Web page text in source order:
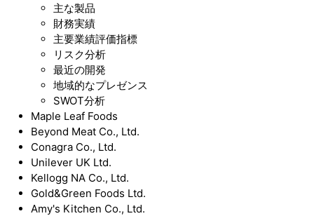
主な製品
財務実績
主要業績評価指標
リスク分析
最近の開発
地域的なプレゼンス
SWOT分析
Maple Leaf Foods
Beyond Meat Co., Ltd.
Conagra Co., Ltd.
Unilever UK Ltd.
Kellogg NA Co., Ltd.
Gold&Green Foods Ltd.
Amy's Kitchen Co., Ltd.